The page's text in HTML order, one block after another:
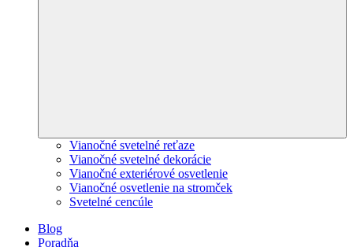
Vianočné svetelné reťaze
Vianočné svetelné dekorácie
Vianočné exteriérové osvetlenie
Vianočné osvetlenie na stromček
Svetelné cencúle
Blog
Poradňa